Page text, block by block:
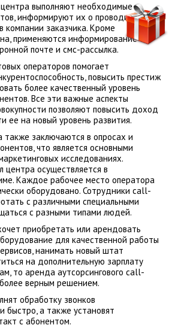
выполняют необходимые
информируют их о проводимых
компании заказчика. Кроме
применяются информирование
почте и смс-рассылка.
операторов помогает
повысить престиж
более качественный уровень
Все эти важные аспекты
позволяют повысить доход
ее на новый уровень развития.
также заключаются в опросах и
что является основными
исследованиях.
центра осуществляется в
Каждое рабочее место оператора
оборудовано. Сотрудники call-
с различными специальными
с разными типами людей.
приобретать или арендовать
для качественной работы
нанимать новый штат
на дополнительную зарплату
то аренда аутсорсингового call-
верным решением.
обработку звонков
быстро, а также установят
с абонентом.